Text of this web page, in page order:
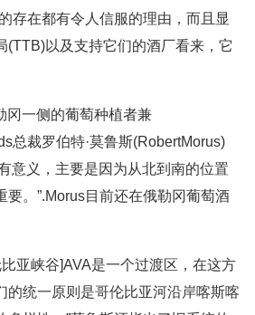
存在都有令人信服的理由，而且显
(TTB)以及支持它们的酒厂看来，它
冈一侧的葡萄种植者兼
总裁罗伯特·莫鲁斯(RobertMorus)
意义，主要是因为从北到南的位置
要。”.Morus目前还在俄勒冈葡萄酒
亚峡谷]AVA是一个过渡区，在这方
的统一原则是哥伦比亚河沿岸喀斯喀